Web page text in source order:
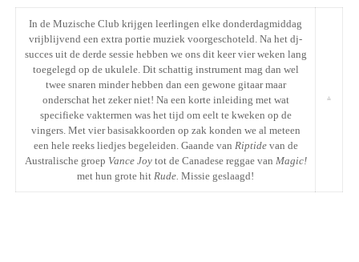
In de Muzische Club krijgen leerlingen elke donderdagmiddag
vrijblijvend een extra portie muziek voorgeschoteld. Na het dj-
succes uit de derde sessie hebben we ons dit keer vier weken lang
toegelegd op de ukulele. Dit schattig instrument mag dan wel
twee snaren minder hebben dan een gewone gitaar maar
onderschat het zeker niet! Na een korte inleiding met wat
specifieke vaktermen was het tijd om eelt te kweken op de
vingers. Met vier basisakkoorden op zak konden we al meteen
een hele reeks liedjes begeleiden. Gaande van Riptidevan de
Australische groep Vance Joytot de Canadese reggae van Magic!
met hun grote hitRude.Missie geslaagd!